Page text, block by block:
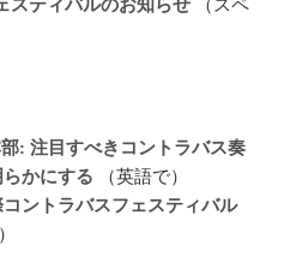
スティバルのお知らせ （スペ
: 注目すべきコントラバス奏
かにする （英語で）
ントラバスフェスティバル